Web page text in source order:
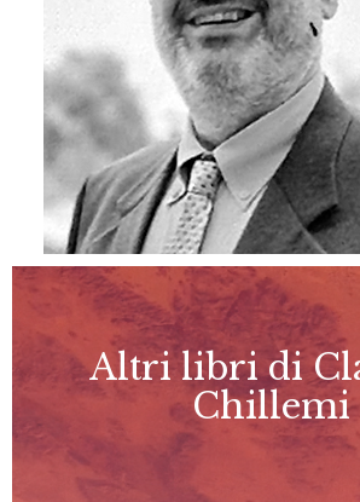
Altri libri di
Chillemi